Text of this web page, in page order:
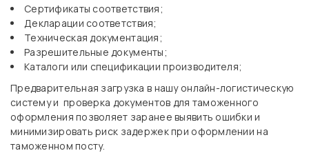
Сертификаты соответствия;
Декларации соответствия;
Техническая документация;
Разрешительные документы;
Каталоги или спецификации производителя;
Предварительная загрузка в нашу онлайн-логистическую
систему и проверка документов для таможенного
оформления позволяет заранее выявить ошибки и
минимизировать риск задержек при оформлении на
таможенном посту.